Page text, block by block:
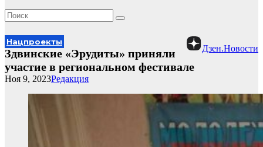
Дзен.Новости
Нацпроекты
Здвинские «Эрудиты» приняли
участие в региональном фестивале
Редакция
Ноя 9, 2023